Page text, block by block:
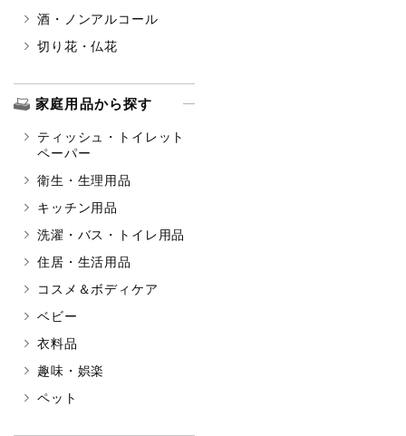
酒・ノンアルコール
切り花・仏花
家庭用品から探す
ティッシュ・トイレット
ペーパー
衛生・生理用品
キッチン用品
洗濯・バス・トイレ用品
住居・生活用品
コスメ＆ボディケア
ベビー
衣料品
趣味・娯楽
ペット